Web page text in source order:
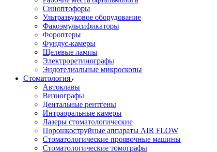
Синоптофоры
Ультразвуковое оборудование
Факоэмульсификаторы
Фороптеры
Фундус-камеры
Щелевые лампы
Электроретинографы
Эндотелиальные микроскопы
Стоматология
Автоклавы
Визиографы
Дентальные рентгены
Интраоральные камеры
Лазеры стоматологические
Порошкоструйные аппараты AIR FLOW
Стоматологические проявочные машины
Стоматологические томографы